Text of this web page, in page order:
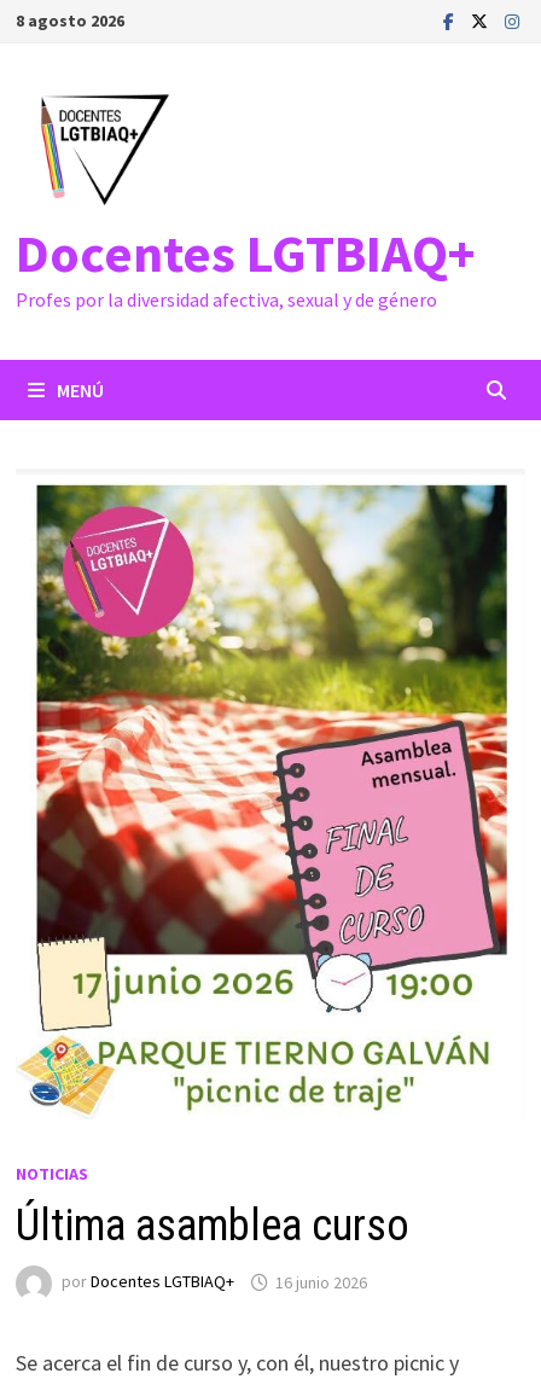
Saltar
8 agosto 2026
Docentes LGTBIAQ+
Profes por la diversidad afectiva, sexual y de género
MENÚ
NOTICIAS
Última asamblea curso
porDocentes LGTBIAQ+ 16 junio 2026
Se acerca el fin de curso y, con él, nuestro picnic y